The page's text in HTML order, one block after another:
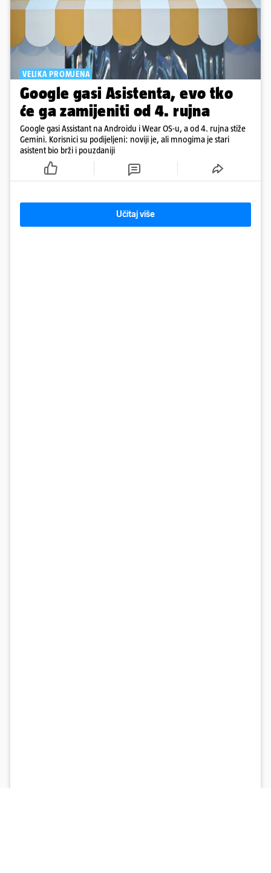
VELIKA PROMJENA
Google gasi Asistenta, evo tko
će ga zamijeniti od 4. rujna
Google gasi Assistant na Androidu i Wear OS-u, a od 4. rujna stiže
Gemini. Korisnici su podijeljeni: noviji je, ali mnogima je stari
asistent bio brži i pouzdaniji
Učitaj više